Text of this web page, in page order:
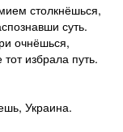
столкнёшься,
суть.
очнёшься,
избрала путь.
Украина.